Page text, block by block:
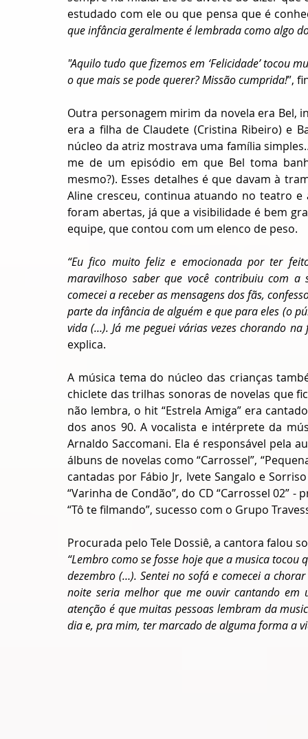
estudado com ele ou que pensa que é
que infância geralmente é lembrada como algo
"Aquilo tudo que fizemos em ‘Felicidade’ tocou
o que mais se pode querer? Missão cumprida!”,
Outra personagem mirim da novela era Bel,
era a filha de Claudete (Cristina Ribeiro) e
núcleo da atriz mostrava uma família
me de um episódio em que Bel toma
mesmo?). Esses detalhes é que davam à
Aline cresceu, continua atuando no teatro
foram abertas, já que a visibilidade é bem
equipe, que contou com um elenco de peso.
“Eu fico muito feliz e emocionada por ter
maravilhoso saber que você contribuiu com
comecei a receber as mensagens dos fãs,
parte da infância de alguém e que para eles (o
explica.
A música tema do núcleo das crianças
chiclete das trilhas sonoras de novelas que
não lembra, o hit “Estrela Amiga” era
dos anos 90. A vocalista e intérprete da
Arnaldo Saccomani. Ela é responsável pela
álbuns de novelas como “Carrossel”,
cantadas por Fábio Jr, Ivete Sangalo e
“Varinha de Condão”, do CD “Carrossel 02”
“Tô te filmando”, sucesso com o Grupo
Procurada pelo Tele Dossiê, a cantora falou
“Lembro como se fosse hoje que a musica
dezembro (…). Sentei no sofá e comecei a
noite seria melhor que me ouvir cantando
atenção é que muitas pessoas lembram da
dia e, pra mim, ter marcado de alguma forma a